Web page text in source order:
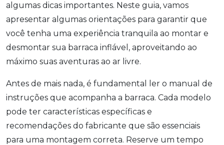
algumas dicas importantes. Neste guia, vamos
apresentar algumas orientações para garantir que
você tenha uma experiência tranquila ao montar e
desmontar sua barraca inflável, aproveitando ao
máximo suas aventuras ao ar livre.
Antes de mais nada, é fundamental ler o manual de
instruções que acompanha a barraca. Cada modelo
pode ter características específicas e
recomendações do fabricante que são essenciais
para uma montagem correta. Reserve um tempo